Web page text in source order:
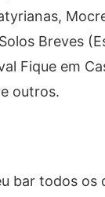
Breves
Fique em
outros.
bar todos os